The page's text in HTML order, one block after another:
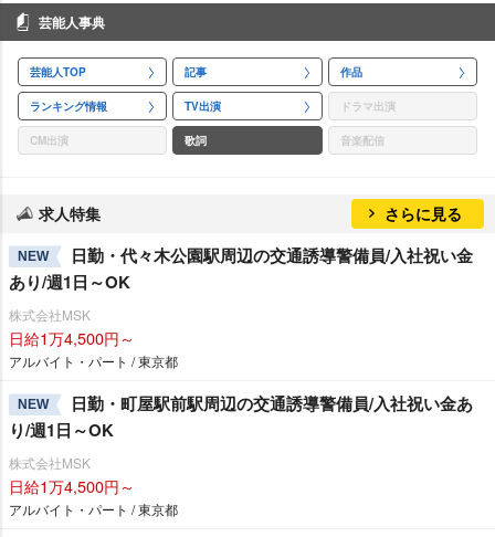
芸能人事典
芸能人TOP 記事 作品
ランキング情報 TV出演 ドラマ出演
CM出演 歌詞 音楽配信
求人特集 さらに見る
NEW
日勤・代々木公園駅周辺の交通誘導警備員/入社祝い金
あり/週1日～OK
株式会社MSK
日給1万4,500円～
アルバイト・パート / 東京都
NEW
日勤・町屋駅前駅周辺の交通誘導警備員/入社祝い金あ
り/週1日～OK
株式会社MSK
日給1万4,500円～
アルバイト・パート / 東京都